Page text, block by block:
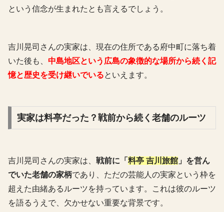
という信念が生まれたとも言えるでしょう。
吉川晃司さんの実家は、現在の住所である府中町に落ち着
いた後も、 中島地区という広島の象徴的な場所から続く記
憶と歴史を受け継いでいるといえます。
実家は料亭だった？戦前から続く老舗のルーツ
吉川晃司さんの実家は、 戦前に「 料亭 吉川旅館 」を営ん
でいた老舗の家柄であり、ただの芸能人の実家という枠を
超えた由緒あるルーツを持っています。これは彼のルーツ
を語るうえで、欠かせない重要な背景です。